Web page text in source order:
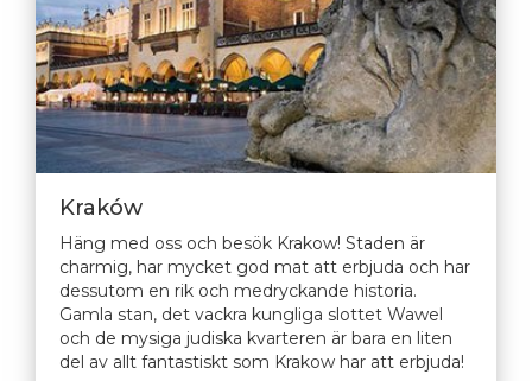
Kraków
Häng med oss och besök Krakow! Staden är
charmig, har mycket god mat att erbjuda och har
dessutom en rik och medryckande historia.
Gamla stan, det vackra kungliga slottet Wawel
och de mysiga judiska kvarteren är bara en liten
del av allt fantastiskt som Krakow har att erbjuda!